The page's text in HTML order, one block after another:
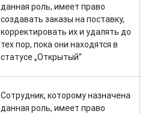
данная роль, имеет право
создавать заказы на поставку,
корректировать их и удалять до
тех пор, пока они находятся в
статусе „Открытый”
Сотрудник, которому назначена
данная роль, имеет право